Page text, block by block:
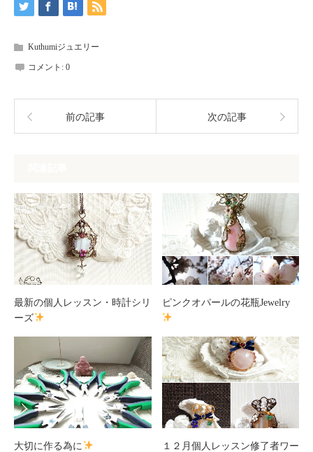
Kuthumiジュエリー
コメント: 0
前の記事 次の記事
最新の個人レッスン・時計シリ
ーズ
ピンクオパールの花瓶Jewelry
大切に作る為に
１２月個人レッスン修了者ワー